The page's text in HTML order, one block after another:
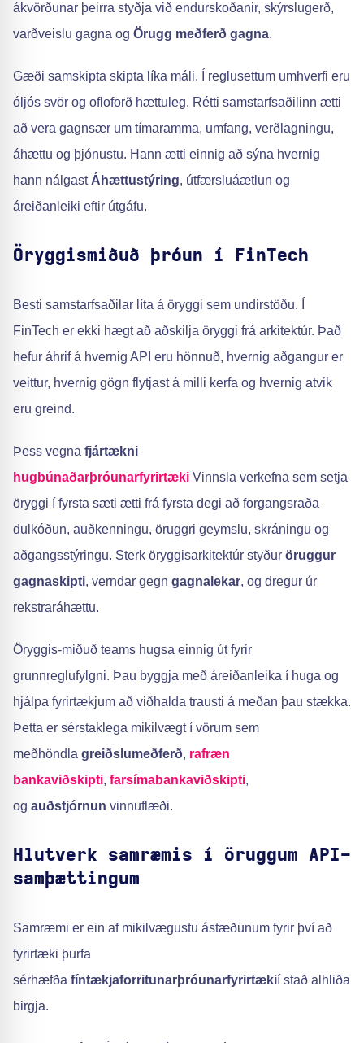
ákvörðunar þeirra styðja við endurskoðanir, skýrslugerð,
varðveislu gagna og Örugg meðferð gagna.
Gæði samskipta skipta líka máli. Í reglusettum umhverfi eru
óljós svör og ofloforð hættuleg. Rétti samstarfsaðilinn ætti
að vera gagnsær um tímaramma, umfang, verðlagningu,
áhættu og þjónustu. Hann ætti einnig að sýna hvernig
hann nálgast Áhættustýring, útfærsluáætlun og
áreiðanleiki eftir útgáfu.
Öryggismiðuð þróun í FinTech
Besti samstarfsaðilar líta á öryggi sem undirstöðu. Í
FinTech er ekki hægt að aðskilja öryggi frá arkitektúr. Það
hefur áhrif á hvernig API eru hönnuð, hvernig aðgangur er
veittur, hvernig gögn flytjast á milli kerfa og hvernig atvik
eru greind.
Þess vegna fjártækni
hugbúnaðarþróunarfyrirtæki Vinnsla verkefna sem setja
öryggi í fyrsta sæti ætti frá fyrsta degi að forgangsraða
dulkóðun, auðkenningu, öruggri geymslu, skráningu og
aðgangsstýringu. Sterk öryggisarkitektúr styður öruggur
gagnaskipti, verndar gegn gagnalekar, og dregur úr
rekstraráhættu.
Öryggis-miðuð teams hugsa einnig út fyrir
grunnreglufylgni. Þau byggja með áreiðanleika í huga og
hjálpa fyrirtækjum að viðhalda trausti á meðan þau stækka.
Þetta er sérstaklega mikilvægt í vörum sem
meðhöndla greiðslumeðferð, rafræn
bankaviðskipti, farsímabankaviðskipti,
og auðstjórnun vinnuflæði.
Hlutverk samræmis í öruggum API-
samþættingum
Samræmi er ein af mikilvægustu ástæðunum fyrir því að
fyrirtæki þurfa
sérhæfða fíntækjaforritunarþróunarfyrirtækií stað alhliða
birgja.